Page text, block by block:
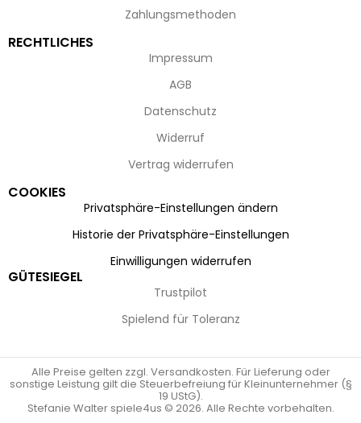
Zahlungsmethoden
RECHTLICHES
Impressum
AGB
Datenschutz
Widerruf
Vertrag widerrufen
COOKIES
Privatsphäre-Einstellungen ändern
Historie der Privatsphäre-Einstellungen
Einwilligungen widerrufen
GÜTESIEGEL
Trustpilot
Spielend für Toleranz
Alle Preise gelten zzgl. Versandkosten. Für Lieferung oder
sonstige Leistung gilt die Steuerbefreiung für Kleinunternehmer (§
19 UStG).
Stefanie Walter spiele4us © 2026. Alle Rechte vorbehalten.